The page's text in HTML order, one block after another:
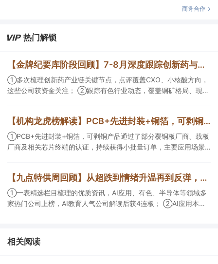
商务合作
热门解锁
【金牌纪要库阶段回顾】7-8月深度跟踪创新药与有色/铜方向，持续把握产业变化脉络+前瞻价值
①多次梳理创新药产业链关键节点，点评覆盖CXO、小核酸方向，
这些公司获资金关注； ②跟踪有色行业动态，覆盖铜矿格局、现货
【机构龙虎榜解读】PCB+先进封装+铜箔，可剥铜产品通过了部分覆铜板厂商、载板厂商及相关芯片终端的认证，持续获得小批量订单，主要应用场景包括芯片封装光模块用PCB，机构大额净买入这家公司
①PCB+先进封装+铜箔，可剥铜产品通过了部分覆铜板厂商、载板
厂商及相关芯片终端的认证，持续获得小批量订单，主要应用场景
等方面具有丰富经验，具备承接细胞与基因治疗产品商业化受托生
产的合规资质，这家公司获净买入。
【九点特供周回顾】从超跌到情绪升温再到反弹，栏目梳理AI应用题材逻辑，AI教育人气公司解读后获4连板
①一表精选栏目梳理的优质资讯，AI应用、有色、半导体等领域多
家热门公司上榜，AI教育人气公司解读后获4连板； ②AI应用本周
角前瞻产业供需情况，提及2家核心公司双双涨停。
相关阅读